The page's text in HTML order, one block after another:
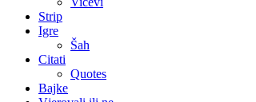
Strip
Igre
Šah
Citati
Quotes
Bajke